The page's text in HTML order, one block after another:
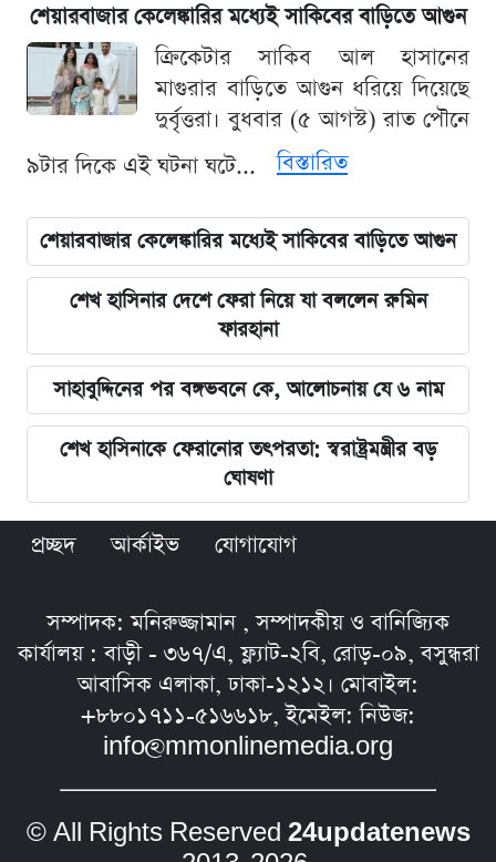
শেয়ারবাজার কেলেঙ্কারির মধ্যেই সাকিবের বাড়িতে আগুন
ক্রিকেটার সাকিব আল হাসানের
মাগুরার বাড়িতে আগুন ধরিয়ে দিয়েছে
দুর্বৃত্তরা। বুধবার (৫ আগস্ট) রাত পৌনে
৯টার দিকে এই ঘটনা ঘটে...
বিস্তারিত
শেয়ারবাজার কেলেঙ্কারির মধ্যেই সাকিবের বাড়িতে আগুন
শেখ হাসিনার দেশে ফেরা নিয়ে যা বললেন রুমিন
ফারহানা
সাহাবুদ্দিনের পর বঙ্গভবনে কে, আলোচনায় যে ৬ নাম
শেখ হাসিনাকে ফেরানোর তৎপরতা: স্বরাষ্ট্রমন্ত্রীর বড়
ঘোষণা
প্রচ্ছদ আর্কাইভ যোগাযোগ
সম্পাদক: মনিরুজ্জামান , সম্পাদকীয় ও বানিজ্যিক
কার্যালয় : বাড়ী - ৩৬৭/এ, ফ্ল্যাট-২বি, রোড়-০৯, বসুন্ধরা
আবাসিক এলাকা, ঢাকা-১২১২। মোবাইল:
+৮৮০১৭১১-৫১৬৬১৮, ইমেইল: নিউজ:
info@mmonlinemedia.org
© All Rights Reserved 24updatenews